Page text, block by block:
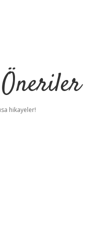
hikayeler!